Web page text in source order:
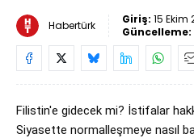
Habertürk Giriş: 15 Ekim
Güncelleme:
Filistin'e gidecek mi? İstifalar
Siyasette normalleşmeye nasıl